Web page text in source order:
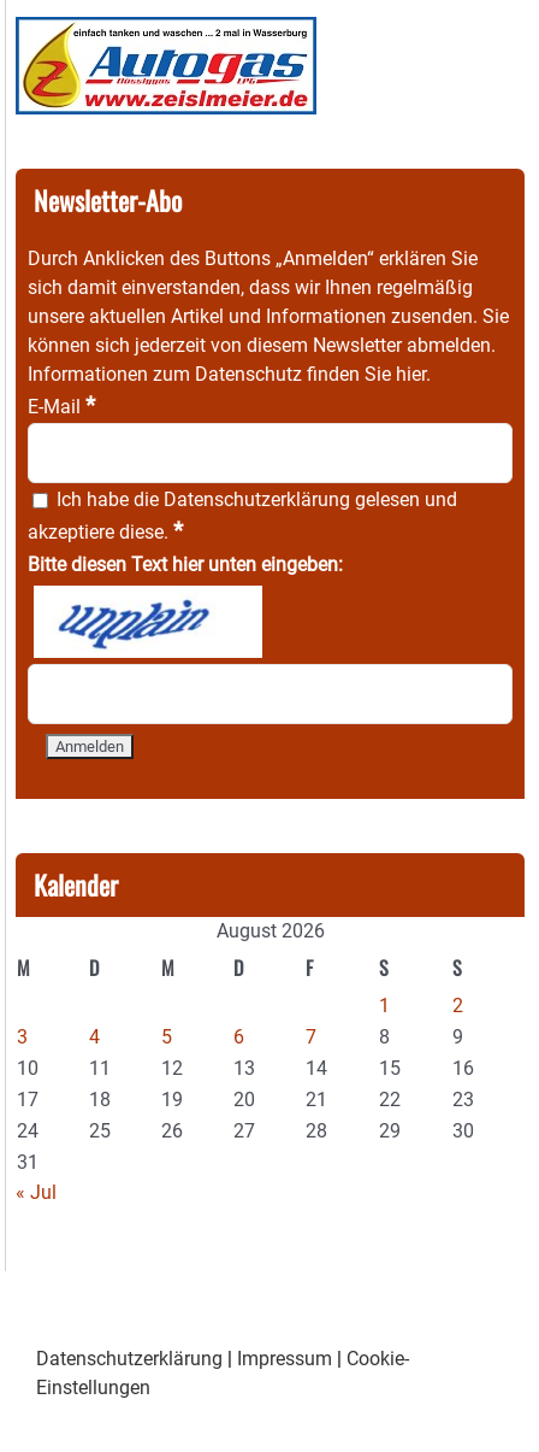
Newsletter-Abo
Durch Anklicken des Buttons „Anmelden“ erklären Sie
sich damit einverstanden, dass wir Ihnen regelmäßig
unsere aktuellen Artikel und Informationen zusenden. Sie
können sich jederzeit von diesem Newsletter abmelden.
Informationen zum Datenschutz finden Sie hier.
E-Mail *
Ich habe die Datenschutzerklärung gelesen und
akzeptiere diese. *
Bitte diesen Text hier unten eingeben:
Kalender
August 2026
M D M D F S S
1
2
3
4 5 6 7 8
9
10
11 12 13 14 15
16
17
18 19 20 21 22
23
24
25 26 27 28 29
30
31
« Jul
Datenschutzerklärung Impressum
Cookie-
Einstellungen